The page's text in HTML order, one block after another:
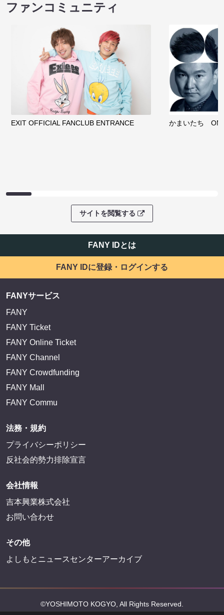
ファンコミュニティ
EXIT OFFICIAL FANCLUB ENTRANCE かまいたち
サイトを閲覧する
FANY IDとは
FANY IDに登録・ログインする
FANYサービス
FANY
FANY Ticket
FANY Online Ticket
FANY Channel
FANY Crowdfunding
FANY Mall
FANY Commu
法務・規約
プライバシーポリシー
反社会的勢力排除宣言
会社情報
吉本興業株式会社
お問い合わせ
その他
よしもとニュースセンターアーカイブ
©YOSHIMOTO KOGYO, All Rights Reserved.